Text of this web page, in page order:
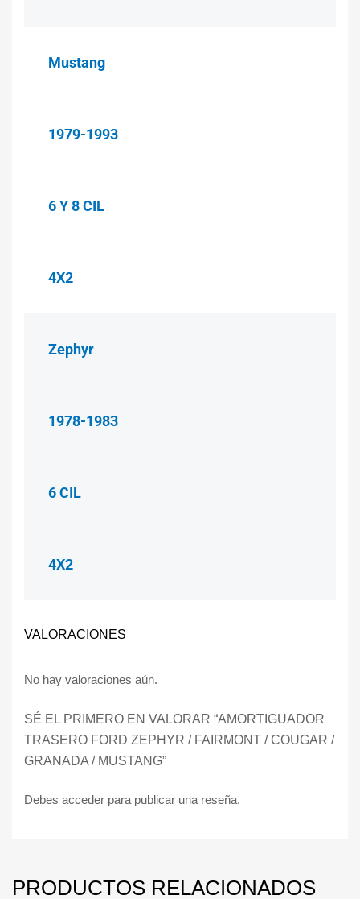
Mustang
1979-1993
6 Y 8 CIL
4X2
Zephyr
1978-1983
6 CIL
4X2
VALORACIONES
No hay valoraciones aún.
SÉ EL PRIMERO EN VALORAR “AMORTIGUADOR
TRASERO FORD ZEPHYR / FAIRMONT / COUGAR /
GRANADA / MUSTANG”
Debes acceder para publicar una reseña.
PRODUCTOS RELACIONADOS